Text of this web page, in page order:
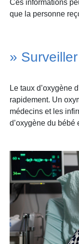
Ces informations
que la personne
»
Le taux d’oxygène
rapidement. Un
médecins et les
d’oxygène du bébé